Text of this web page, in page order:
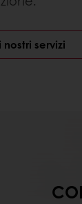
nostri servizi